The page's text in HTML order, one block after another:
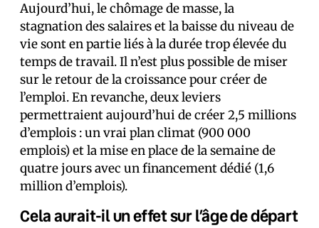
Aujourd’hui, le chômage de masse, la
stagnation des salaires et la baisse du niveau de
vie sont en partie liés à la durée trop élevée du
temps de travail. Il n’est plus possible de miser
sur le retour de la croissance pour créer de
l’emploi. En revanche, deux leviers
permettraient aujourd’hui de créer 2,5 millions
d’emplois : un vrai plan climat (900 000
emplois) et la mise en place de la semaine de
quatre jours avec un financement dédié (1,6
million d’emplois).
Cela aurait-il un effet sur l’âge de départ